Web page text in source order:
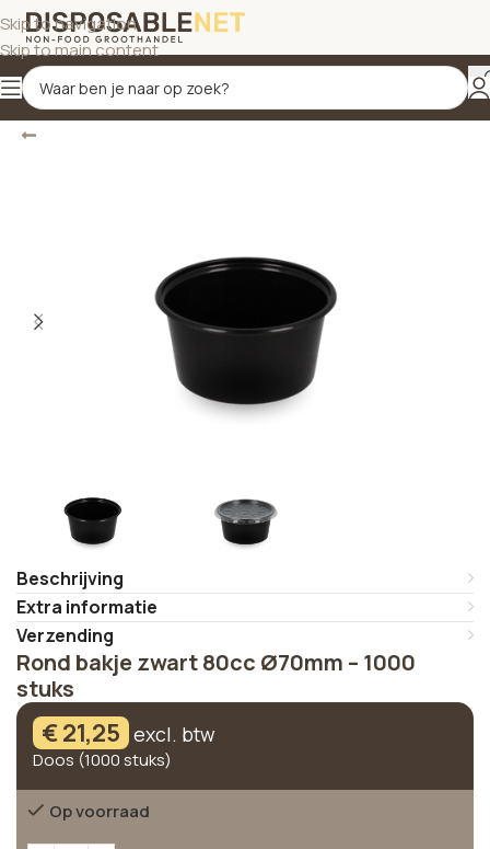
Skip to navigation
Skip to main content
Terug Home/Saus- en amusebakjes
Beschrijving
Extra informatie
Verzending
Rond bakje zwart 80cc Ø70mm – 1000
stuks
€21,25 excl. btw
Doos (1000 stuks)
Op voorraad